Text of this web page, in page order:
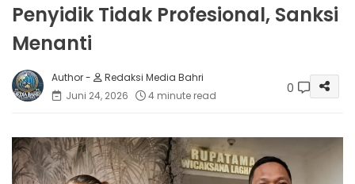
Penyidik Tidak Profesional, Sanksi
Menanti
Redaksi Media Bahri
Juni 24, 2026
4 minute read 0